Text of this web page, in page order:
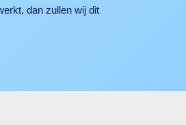
dan zullen wij dit